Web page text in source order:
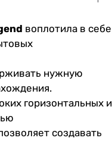
воплотила в себе
нужную
горизонтальных и
создавать